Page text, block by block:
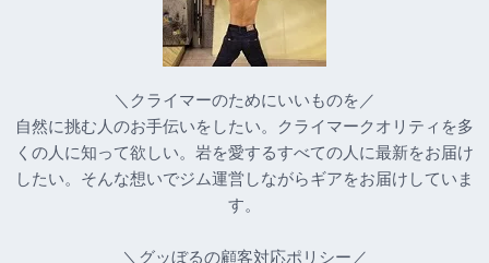
＼クライマーのためにいいものを／
自然に挑む人のお手伝いをしたい。クライマークオリティを多
くの人に知って欲しい。岩を愛するすべての人に最新をお届け
したい。そんな想いでジム運営しながらギアをお届けしていま
す。
＼グッぼるの顧客対応ポリシー／